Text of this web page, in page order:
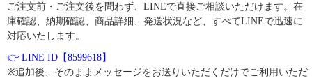
ご注文前・ご注文後を問わず、LINEで直接ご相談いただけます。在
庫確認、納期確認、商品詳細、発送状況など、すべてLINEで迅速に
対応いたします。
👉 LINE ID【8599618】
※追加後、そのままメッセージをお送りいただくだけでご利用いただ